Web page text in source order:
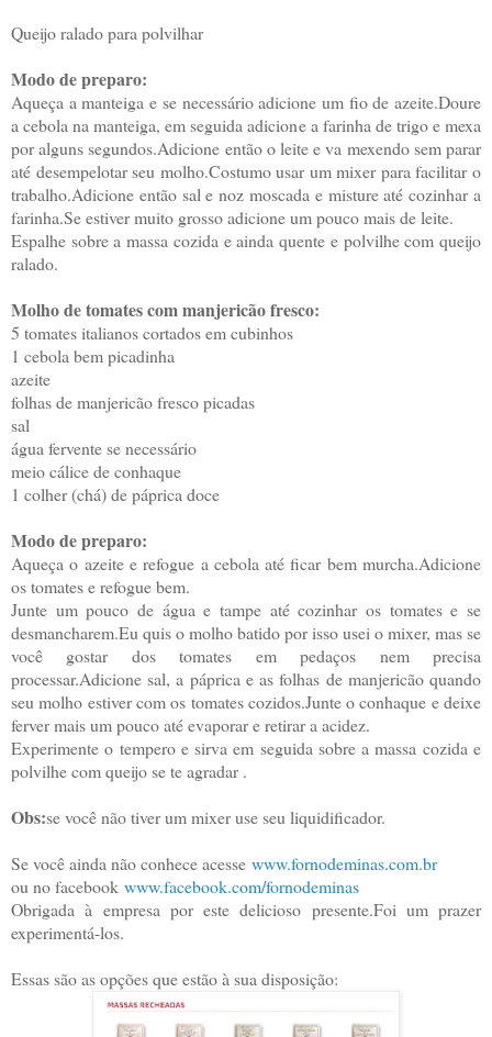
Queijo ralado para polvilhar
Modo de preparo:
Aqueça a manteiga e se necessário adicione um fio de azeite.Doure
a cebola na manteiga, em seguida adicione a farinha de trigo e mexa
por alguns segundos.Adicione então o leite e va mexendo sem parar
até desempelotar seu molho.Costumo usar um mixer para facilitar o
trabalho.Adicione então sal e noz moscada e misture até cozinhar a
farinha.Se estiver muito grosso adicione um pouco mais de leite.
Espalhe sobre a massa cozida e ainda quente e polvilhe com queijo
ralado.
Molho de tomates com manjericão fresco:
5 tomates italianos cortados em cubinhos
1 cebola bem picadinha
azeite
folhas de manjericão fresco picadas
sal
água fervente se necessário
meio cálice de conhaque
1 colher (chá) de páprica doce
Modo de preparo:
Aqueça o azeite e refogue a cebola até ficar bem murcha.Adicione
os tomates e refogue bem.
Junte um pouco de água e tampe até cozinhar os tomates e se
desmancharem.Eu quis o molho batido por isso usei o mixer, mas se
você gostar dos tomates em pedaços nem precisa
processar.Adicione sal, a páprica e as folhas de manjericão quando
seu molho estiver com os tomates cozidos.Junte o conhaque e deixe
ferver mais um pouco até evaporar e retirar a acidez.
Experimente o tempero e sirva em seguida sobre a massa cozida e
polvilhe com queijo se te agradar .
Obs:se você não tiver um mixer use seu liquidificador.
Se você ainda não conhece acesse www.fornodeminas.com.br
ou no facebook www.facebook.com/fornodeminas
Obrigada à empresa por este delicioso presente.Foi um prazer
experimentá-los.
Essas são as opções que estão à sua disposição: